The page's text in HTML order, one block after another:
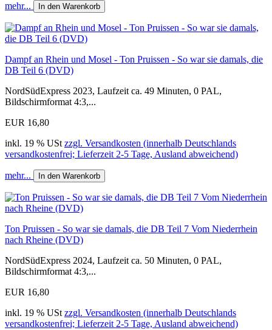
mehr... In den Warenkorb
Dampf an Rhein und Mosel - Ton Pruissen - So war sie damals, die
DB Teil 6 (DVD)
NordSüdExpress 2023, Laufzeit ca. 49 Minuten, 0 PAL,
Bildschirmformat 4:3,...
EUR 16,80
inkl. 19 % USt zzgl. Versandkosten (innerhalb Deutschlands
versandkostenfrei; Lieferzeit 2-5 Tage, Ausland abweichend)
mehr... In den Warenkorb
Ton Pruissen - So war sie damals, die DB Teil 7 Vom Niederrhein
nach Rheine (DVD)
NordSüdExpress 2024, Laufzeit ca. 50 Minuten, 0 PAL,
Bildschirmformat 4:3,...
EUR 16,80
inkl. 19 % USt zzgl. Versandkosten (innerhalb Deutschlands
versandkostenfrei; Lieferzeit 2-5 Tage, Ausland abweichend)